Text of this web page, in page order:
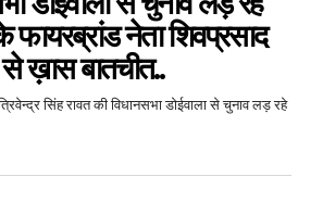
नेता शिवप्रसाद
ख़ास बातचीत..
सिंह रावत की विधानसभा डोईवाला से चुनाव लड़ रहे